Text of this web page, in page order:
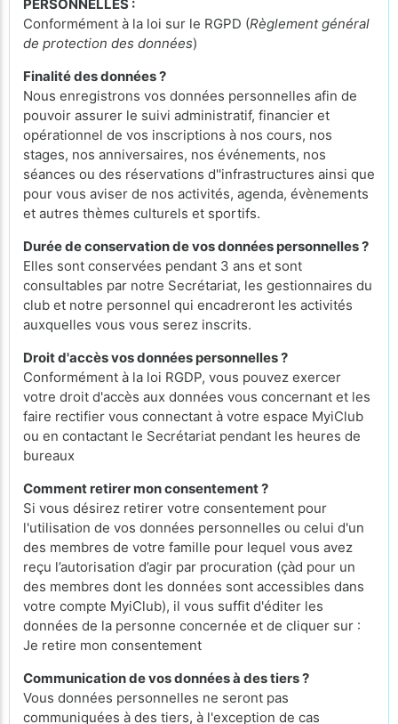
PERSONNELLES :
Conformément à la loi sur le RGPD (Règlement général
de protection des données)
Finalité des données ?
Nous enregistrons vos données personnelles afin de
pouvoir assurer le suivi administratif, financier et
opérationnel de vos inscriptions à nos cours, nos
stages, nos anniversaires, nos événements, nos
séances ou des réservations d''infrastructures ainsi que
pour vous aviser de nos activités, agenda, évènements
et autres thèmes culturels et sportifs.
Durée de conservation de vos données personnelles ?
Elles sont conservées pendant 3 ans et sont
consultables par notre Secrétariat, les gestionnaires du
club et notre personnel qui encadreront les activités
auxquelles vous vous serez inscrits.
Droit d'accès vos données personnelles ?
Conformément à la loi RGDP, vous pouvez exercer
votre droit d'accès aux données vous concernant et les
faire rectifier vous connectant à votre espace MyiClub
ou en contactant le Secrétariat pendant les heures de
bureaux
Comment retirer mon consentement ?
Si vous désirez retirer votre consentement pour
l'utilisation de vos données personnelles ou celui d'un
des membres de votre famille pour lequel vous avez
reçu l’autorisation d’agir par procuration (çàd pour un
des membres dont les données sont accessibles dans
votre compte MyiClub), il vous suffit d'éditer les
données de la personne concernée et de cliquer sur :
Je retire mon consentement
Communication de vos données à des tiers ?
Vous données personnelles ne seront pas
communiquées à des tiers, à l'exception de cas